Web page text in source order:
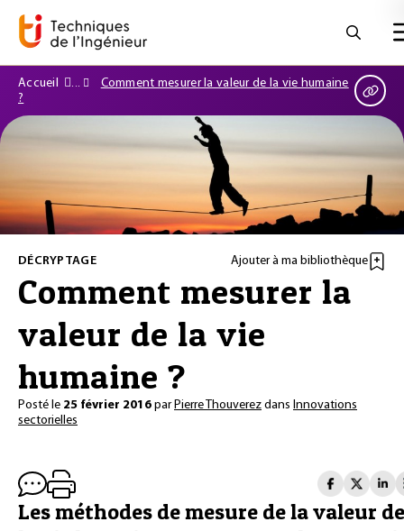
Accueil
Comment mesurer la valeur de la vie humaine
?
DÉCRYPTAGE Ajouter à ma bibliothèque
Comment mesurer la
valeur de la vie
humaine ?
Posté le 25 février 2016 par Pierre Thouverez dans Innovations
sectorielles
Les méthodes de mesure de la valeur de